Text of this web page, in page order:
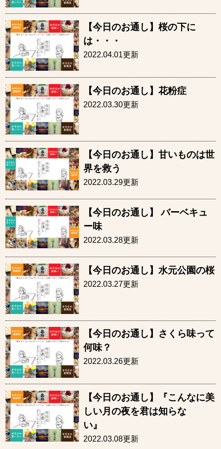
【今日のお通し】桜の下に
は・・・
2022.04.01更新
【今日のお通し】花粉症
2022.03.30更新
【今日のお通し】甘いものは世
界を救う
2022.03.29更新
【今日のお通し】 バーベキュ
ー味
2022.03.28更新
【今日のお通し】水元公園の桜
2022.03.27更新
【今日のお通し】さくら味って
何味？
2022.03.26更新
【今日のお通し】『こんなに美
しい月の夜を君は知らな
い
2022.03.08更新